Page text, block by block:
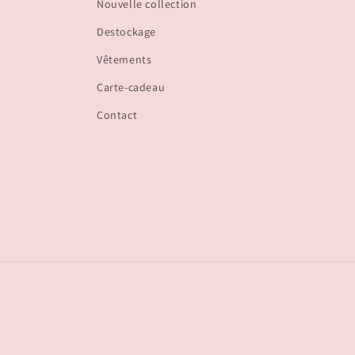
Nouvelle collection
Destockage
Vêtements
Carte-cadeau
Contact